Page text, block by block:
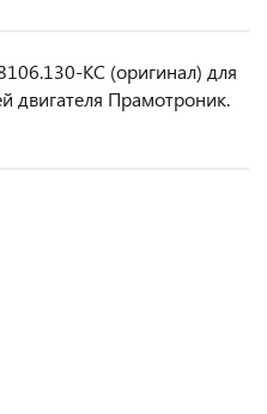
КС (оригинал) для
двигателя Прамотроник.